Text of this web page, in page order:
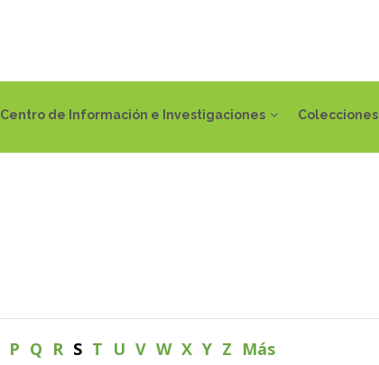
Centro de Información e Investigaciones Colecciones
P Q R S T U V W X Y Z Más